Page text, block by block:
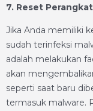
7. Reset
Jika Anda memiliki
sudah terinfeksi
adalah melakukan
akan
seperti saat baru
termasuk malware.